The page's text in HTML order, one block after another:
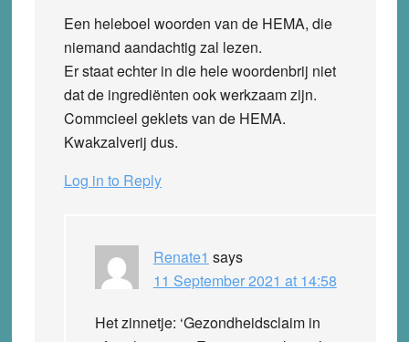
Een heleboel woorden van de HEMA, die
niemand aandachtig zal lezen.
Er staat echter in die hele woordenbrij niet
dat de ingrediënten ook werkzaam zijn.
Commcieel geklets van de HEMA.
Kwakzalverij dus.
Log in to Reply
Renate1 says
11 September 2021 at 14:58
Het zinnetje: ‘Gezondheidsclaim in